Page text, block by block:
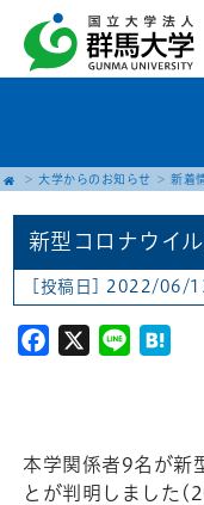
大学からのお知らせ 新着
新型コロナウイ
[投稿日] 2022/06/
Facebook
X Line
本学関係者9名が新
とが判明しました